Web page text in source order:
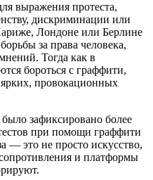
выражения протеста,
дискриминации или
Лондоне или Берлине
за права человека,
Тогда как в
бороться с граффити,
провокационных
зафиксировано более
при помощи граффити
— это не просто искусство,
и платформы